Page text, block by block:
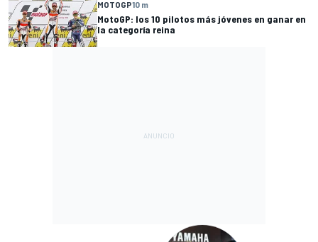
MOTOGP10 m
MotoGP: los 10 pilotos más jóvenes en ganar en
la categoría reina